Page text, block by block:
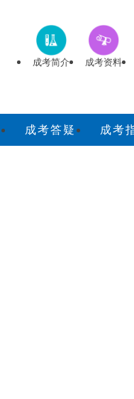
成考简介 成考资料
成考答疑 成考